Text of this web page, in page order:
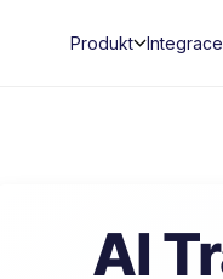
Produkt Integrace